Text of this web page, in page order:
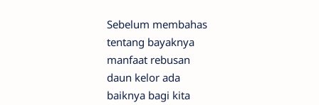
Sebelum membahas
tentang bayaknya
manfaat rebusan
daun kelor ada
baiknya bagi kita